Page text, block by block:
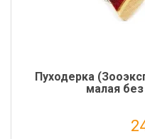
Пуходерка
малая